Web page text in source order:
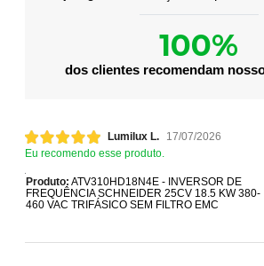
100%
dos clientes recomendam
Lumilux L.
17/07/2026
Eu recomendo esse produto.
Produto: ATV310HD18N4E - INVERSOR DE
FREQUÊNCIA SCHNEIDER 25CV 18.5 KW 380-
460 VAC TRIFÁSICO SEM FILTRO EMC